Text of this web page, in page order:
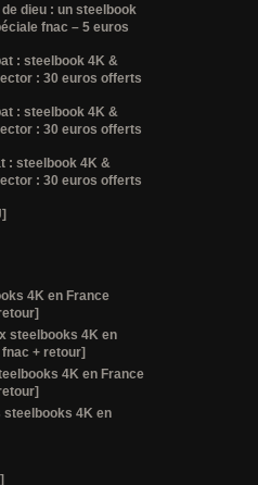
dieu : un steelbook
fnac – 5 euros
: steelbook 4K &
: 30 euros offerts
: steelbook 4K &
: 30 euros offerts
: steelbook 4K &
: 30 euros offerts
4K en France
steelbooks 4K en
+ retour]
4K en France
steelbooks 4K en